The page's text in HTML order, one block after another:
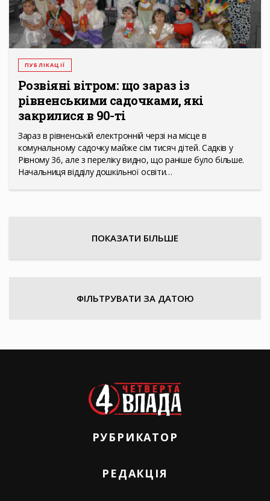
ПУБЛІКАЦІЇ
Розвіяні вітром: що зараз із
рівненськими садочками, які
закрилися в 90-ті
Зараз в рівненській електронній черзі на місце в
комунальному садочку майже сім тисяч дітей. Садків у
Рівному 36, але з переліку видно, що раніше було більше.
Начальниця відділу дошкільної освіти…
ПОКАЗАТИ БІЛЬШЕ
ФІЛЬТРУВАТИ ЗА ДАТОЮ
РУБРИКАТОР
РЕДАКЦІЯ